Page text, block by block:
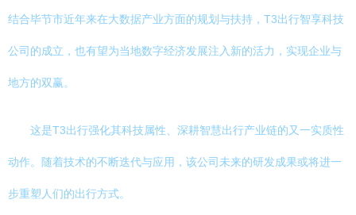
结合毕节市近年来在大数据产业方面的规划与扶持，T3出行智享科技
公司的成立，也有望为当地数字经济发展注入新的活力，实现企业与
地方的双赢。
这是T3出行强化其科技属性、深耕智慧出行产业链的又一实质性
动作。随着技术的不断迭代与应用，该公司未来的研发成果或将进一
步重塑人们的出行方式。